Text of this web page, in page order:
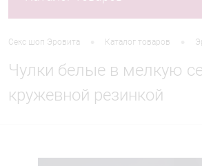
Секс шоп Эровита Каталог товаров
Чулки белые в мелкую
кружевной резинкой